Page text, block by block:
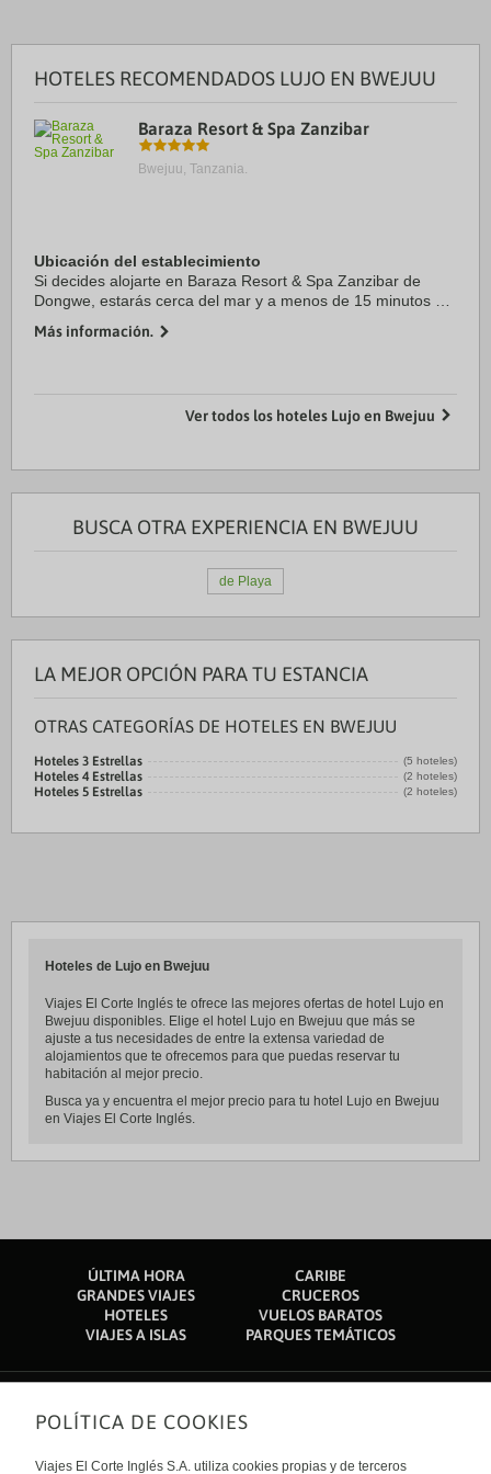
HOTELES RECOMENDADOS LUJO EN BWEJUU
Baraza Resort & Spa Zanzibar
Bwejuu, Tanzania.
Ubicación del establecimiento
Si decides alojarte en Baraza Resort & Spa Zanzibar de
Dongwe, estarás cerca del mar y a menos de 15 minutos en
hotel con todo incluido se encuentra a ...
Más información.
Ver todos los hoteles Lujo en Bwejuu
BUSCA OTRA EXPERIENCIA EN BWEJUU
de Playa
LA MEJOR OPCIÓN PARA TU ESTANCIA
OTRAS CATEGORÍAS DE HOTELES EN BWEJUU
Hoteles 3 Estrellas (5 hoteles)
Hoteles 4 Estrellas (2 hoteles)
Hoteles 5 Estrellas (2 hoteles)
Hoteles de Lujo en Bwejuu
Viajes El Corte Inglés te ofrece las mejores ofertas de hotel Lujo en
Bwejuu disponibles. Elige el hotel Lujo en Bwejuu que más se
ajuste a tus necesidades de entre la extensa variedad de
alojamientos que te ofrecemos para que puedas reservar tu
habitación al mejor precio.
Busca ya y encuentra el mejor precio para tu hotel Lujo en Bwejuu
en Viajes El Corte Inglés.
ÚLTIMA HORA
CARIBE
GRANDES VIAJES
CRUCEROS
HOTELES
VUELOS BARATOS
VIAJES A ISLAS
PARQUES TEMÁTICOS
Sobre nosotros
Quiénes somos
POLÍTICA DE COOKIES
Viajes El Corte Inglés S.A. utiliza cookies propias y de terceros